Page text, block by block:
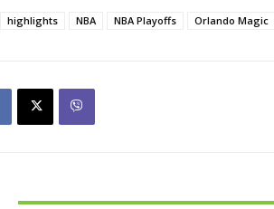
highlights NBA NBA Playoffs Orlando Magic